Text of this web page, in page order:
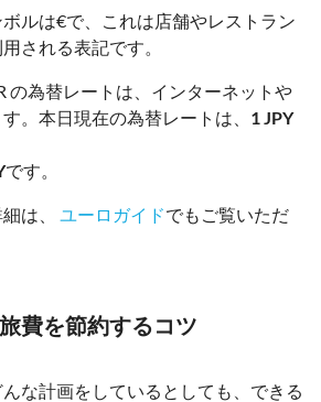
ボルは€で、これは店舗やレストラン
される表記です。
の為替レートは、インターネットや
。本日現在の為替レートは、 1 JPY
です。
は、 ユーロガイドでもご覧いただ
費を節約するコツ
な計画をしているとしても、できる